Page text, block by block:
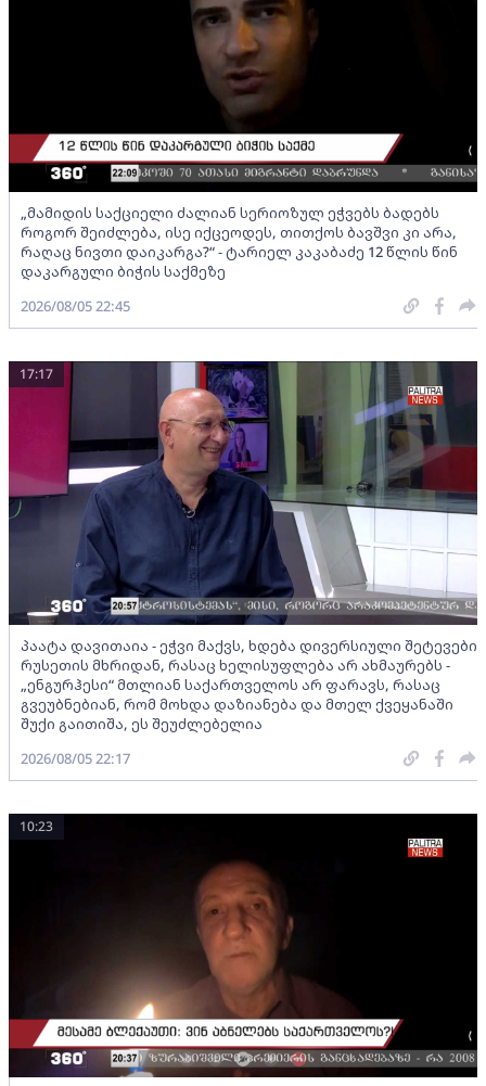
„მამიდის საქციელი ძალიან სერიოზულ ეჭვებს ბადებს
როგორ შეიძლება, ისე იქცეოდეს, თითქოს ბავშვი კი არა,
რაღაც ნივთი დაიკარგა?“ - ტარიელ კაკაბაძე 12 წლის წინ
დაკარგული ბიჭის საქმეზე
2026/08/05 22:45
პაატა დავითაია - ეჭვი მაქვს, ხდება დივერსიული შეტევები
რუსეთის მხრიდან, რასაც ხელისუფლება არ ახმაურებს -
„ენგურჰესი“ მთლიან საქართველოს არ ფარავს, რასაც
გვეუბნებიან, რომ მოხდა დაზიანება და მთელ ქვეყანაში
შუქი გაითიშა, ეს შეუძლებელია
17:17
2026/08/05 22:17
10:23